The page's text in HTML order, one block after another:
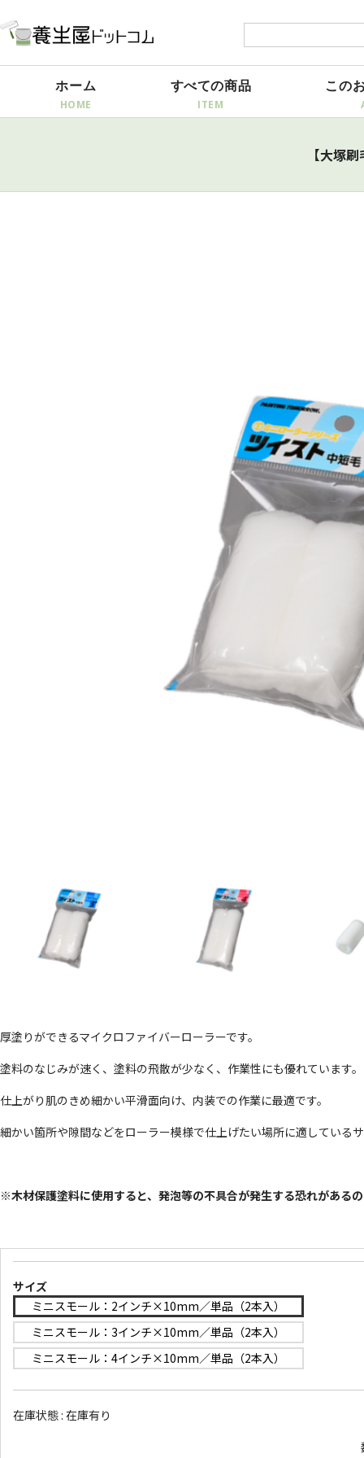
ホーム すべての商品 この
【大塚
厚塗りができるマイクロファイバーローラーです。
塗料のなじみが速く、塗料の飛散が少なく、作業性にも優れています。
仕上がり肌のきめ細かい平滑面向け、内装での作業に最適です。
細かい箇所や隙間などをローラー模様で仕上げたい場所に適している
※木材保護塗料に使用すると、発泡等の不具合が発生する恐れがある
サイズ
ミニスモール：2インチ×10mm／単品（2本入）
ミニスモール：3インチ×10mm／単品（2本入）
ミニスモール：4インチ×10mm／単品（2本入）
在庫状態 : 在庫有り